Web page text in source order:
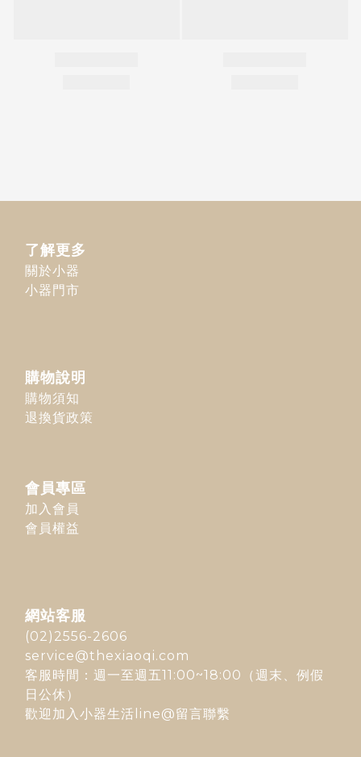
了解更多
關於小器
小器門市
購物說明
購物須知
退換貨政策
會員專區
加入會員
會員權益
網站客服
(02)2556-2606
service@thexiaoqi.com
客服時間：週一至週五11:00~18:00（週末、例假
日公休）
歡迎加入 小器生活line@留言聯繫